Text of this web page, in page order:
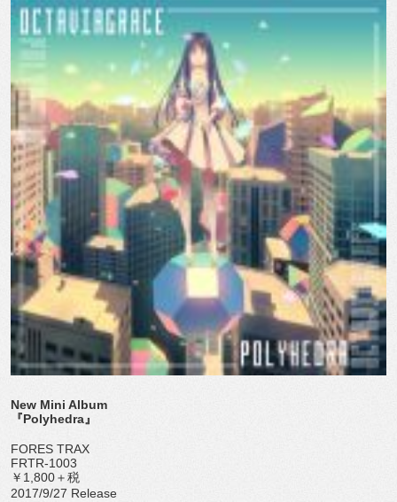
New Mini Album
『Polyhedra』
FORES TRAX
FRTR-1003
￥1,800＋税
2017/9/27 Release